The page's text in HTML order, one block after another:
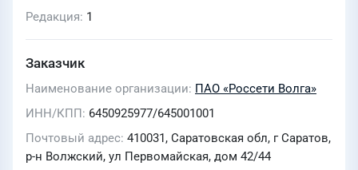
Редакция 1
Заказчик
Наименование организации ПАО «Россети Волга»
ИНН/КПП 6450925977/645001001
Почтовый адрес 410031, Саратовская обл, г Саратов,
р-н Волжский, ул Первомайская, дом 42/44